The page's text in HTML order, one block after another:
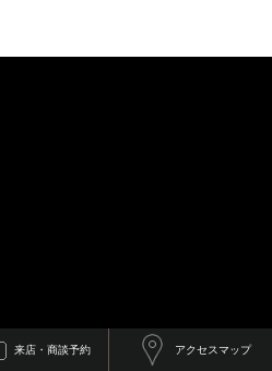
来店・商談予約 アクセスマップ